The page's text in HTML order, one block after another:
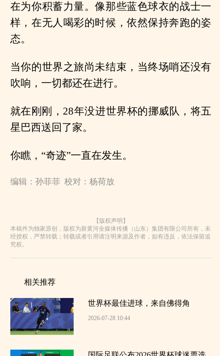
在为你积蓄力量。像那些蓝色球衣的战士一
样，在无人喝彩的时候，依然保持奔跑的姿
态。
当你的世界之旅尚未结束，当终场哨还没有
吹响，一切都还在进行。
就在刚刚，28年没进世界杯的挪威队，将五
星巴西送回了家。
你瞧，“奇迹”一直在发生。
编辑：孙菲菲 校对：杨荷放
【版权声明】
本稿件为独家原创，版权为新黄河全媒体传播（山东）集团有限公司所有，未
经授权，严禁转载；转载或者引用请注明来源及作者，如有违反，依法保留追
究权。
相关推荐
世界杯最佳进球，来自佛得角
2026-07-28 10:44